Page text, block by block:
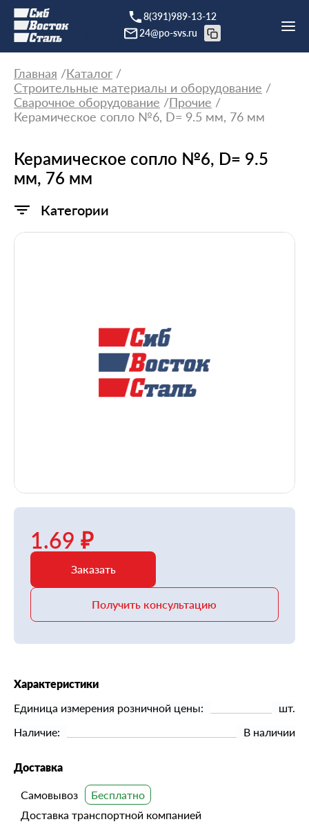
8(391)989-13-12
24@po-svs.ru
Главная
Каталог
Строительные материалы и оборудование
Сварочное оборудование
Прочие
Керамическое сопло №6, D= 9.5 мм, 76 мм
Керамическое сопло №6, D= 9.5
мм, 76 мм
Категории
1.69 ₽
Заказать
Получить консультацию
Характеристики
Единица измерения розничной цены:
шт.
Наличие:
В наличии
Доставка
Самовывоз
Доставка транспортной компанией